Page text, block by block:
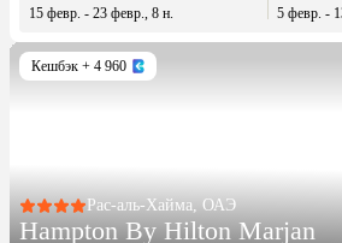
15 февр. - 23 февр., 8 н. 5 февр. -
Кешбэк + 4 960
Рас-аль-Хайма, ОАЭ
Hampton By Hilton Marjan